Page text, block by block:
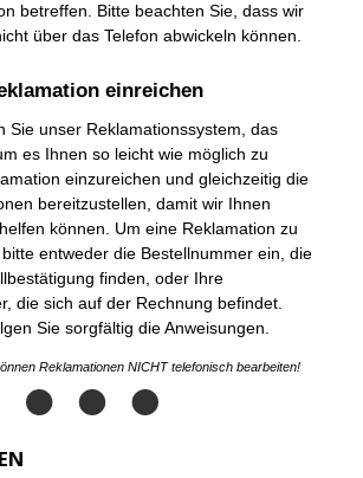
betreffen. Bitte beachten Sie, dass wir
über das Telefon abwickeln können.
einreichen
Sie unser Reklamationssystem, das
es Ihnen so leicht wie möglich zu
einzureichen und gleichzeitig die
bereitzustellen, damit wir Ihnen
können. Um eine Reklamation zu
entweder die Bestellnummer ein, die
finden, oder Ihre
die sich auf der Rechnung befindet.
Sie sorgfältig die Anweisungen.
Reklamationen NICHT telefonisch bearbeiten!